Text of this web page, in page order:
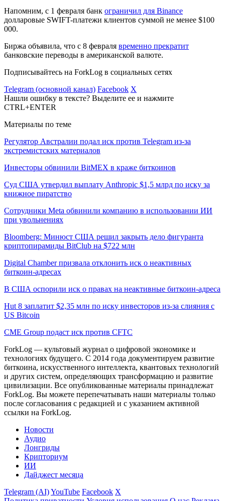
Напомним, с 1 февраля банк ограничил для Binance
долларовые SWIFT-платежи клиентов суммой не менее $100
000.
Биржа объявила, что с 8 февраля временно прекратит
банковские переводы в американской валюте.
Подписывайтесь на ForkLog в социальных сетях
Telegram (основной канал) Facebook X
Нашли ошибку в тексте? Выделите ее и нажмите
CTRL+ENTER
Материалы по теме
Регулятор Австралии подал иск против Telegram из-за
экстремистских материалов
Инвесторы обвинили BitMEX в краже биткоинов
Суд США утвердил выплату Anthropic $1,5 млрд по иску за
книжное пиратство
Сотрудники Meta обвинили компанию в использовании ИИ
при увольнениях
Bloomberg: Минюст США решил закрыть дело фигуранта
криптопирамиды BitClub на $722 млн
Digital Chamber призвала отклонить иск о неактивных
биткоин-адресах
В США оспорили иск о правах на неактивные биткоин-адреса
Hut 8 заплатит $2,35 млн по иску инвесторов из-за слияния с
US Bitcoin
CME Group подаст иск против CFTC
ForkLog — культовый журнал о цифровой экономике и
технологиях будущего. С 2014 года документируем развитие
биткоина, искусственного интеллекта, квантовых технологий
и других систем, определяющих трансформацию и развитие
цивилизации. Все опубликованные материалы принадлежат
ForkLog. Вы можете перепечатывать наши материалы только
после согласования с редакцией и с указанием активной
ссылки на ForkLog.
Новости
Аудио
Лонгриды
Крипториум
ИИ
Дайджест месяца
Telegram (AI)YouTube Facebook X